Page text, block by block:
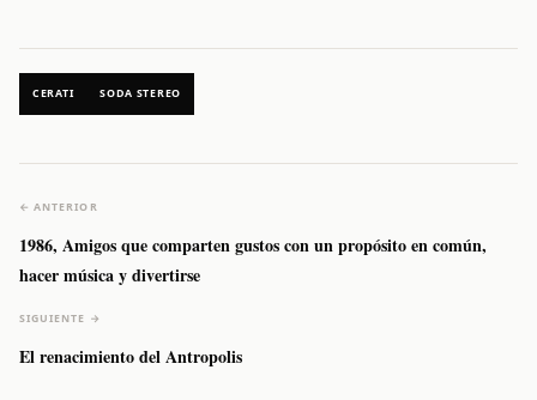
CERATI SODA STEREO
← ANTERIOR
1986, Amigos que comparten gustos con un propósito en común,
hacer música y divertirse
SIGUIENTE →
El renacimiento del Antropolis